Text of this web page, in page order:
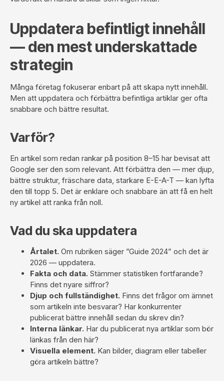
Uppdatera befintligt innehåll
— den mest underskattade
strategin
Många företag fokuserar enbart på att skapa nytt innehåll.
Men att uppdatera och förbättra befintliga artiklar ger ofta
snabbare och bättre resultat.
Varför?
En artikel som redan rankar på position 8–15 har bevisat att
Google ser den som relevant. Att förbättra den — mer djup,
bättre struktur, fräschare data, starkare E-E-A-T — kan lyfta
den till topp 5. Det är enklare och snabbare än att få en helt
ny artikel att ranka från noll.
Vad du ska uppdatera
Årtalet. Om rubriken säger ”Guide 2024” och det är
2026 — uppdatera.
Fakta och data. Stämmer statistiken fortfarande?
Finns det nyare siffror?
Djup och fullständighet. Finns det frågor om ämnet
som artikeln inte besvarar? Har konkurrenter
publicerat bättre innehåll sedan du skrev din?
Interna länkar. Har du publicerat nya artiklar som bör
länkas från den här?
Visuella element. Kan bilder, diagram eller tabeller
göra artikeln bättre?